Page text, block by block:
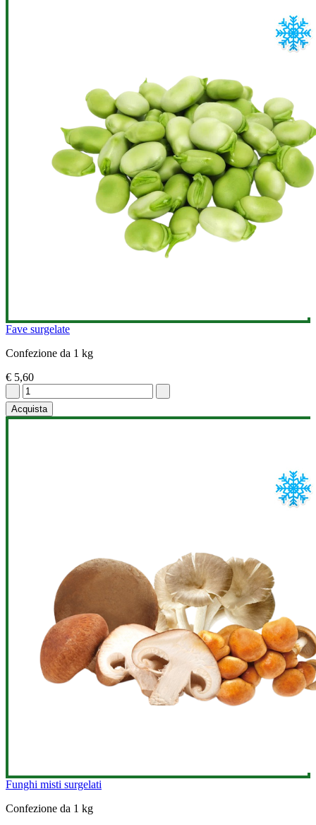
Fave surgelate
Confezione da 1 kg
€ 5,60
Acquista
Funghi misti surgelati
Confezione da 1 kg